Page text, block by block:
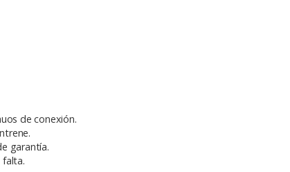
de conexión.
garantía.